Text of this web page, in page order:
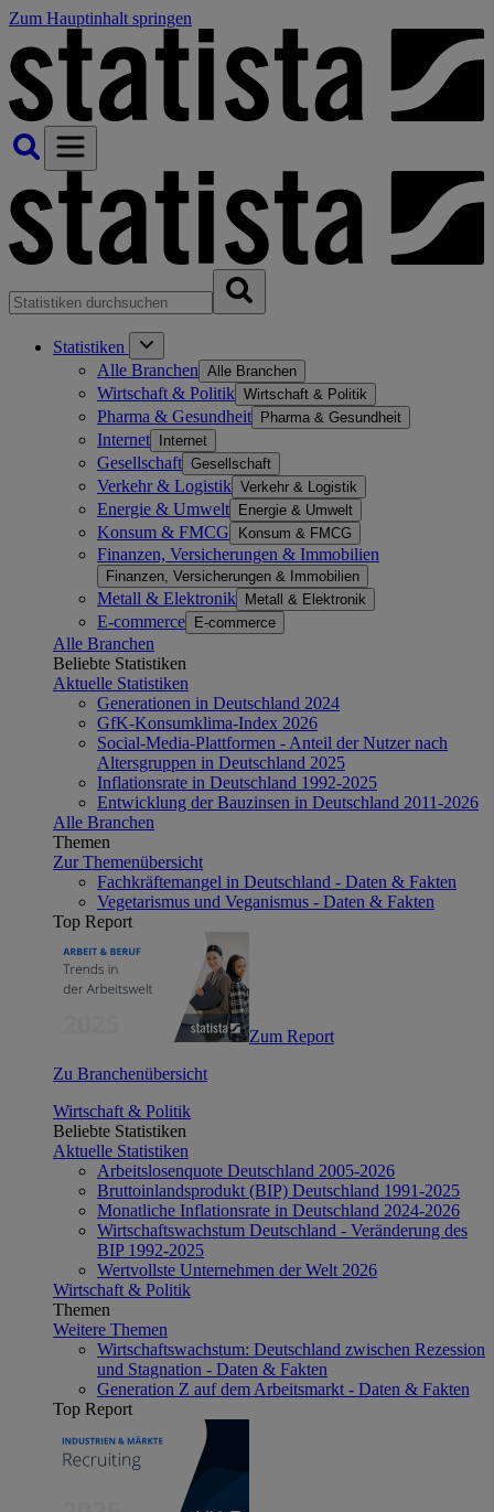
Zum Hauptinhalt springen
Statistiken
Alle Branchen Alle Branchen
Wirtschaft & Politik Wirtschaft & Politik
Pharma & Gesundheit Pharma & Gesundheit
Internet Internet
Gesellschaft Gesellschaft
Verkehr & Logistik Verkehr & Logistik
Energie & Umwelt Energie & Umwelt
Konsum & FMCG Konsum & FMCG
Finanzen, Versicherungen & Immobilien
Finanzen, Versicherungen & Immobilien
Metall & Elektronik Metall & Elektronik
E-commerce E-commerce
Alle Branchen
Beliebte Statistiken
Aktuelle Statistiken
Generationen in Deutschland 2024
GfK-Konsumklima-Index 2026
Social-Media-Plattformen - Anteil der Nutzer nach
Altersgruppen in Deutschland 2025
Inflationsrate in Deutschland 1992-2025
Entwicklung der Bauzinsen in Deutschland 2011-2026
Alle Branchen
Themen
Zur Themenübersicht
Fachkräftemangel in Deutschland - Daten & Fakten
Vegetarismus und Veganismus - Daten & Fakten
Top Report
Zum Report
Zu Branchenübersicht
Wirtschaft & Politik
Beliebte Statistiken
Aktuelle Statistiken
Arbeitslosenquote Deutschland 2005-2026
Bruttoinlandsprodukt (BIP) Deutschland 1991-2025
Monatliche Inflationsrate in Deutschland 2024-2026
Wirtschaftswachstum Deutschland - Veränderung des
BIP 1992-2025
Wertvollste Unternehmen der Welt 2026
Wirtschaft & Politik
Themen
Weitere Themen
Wirtschaftswachstum: Deutschland zwischen Rezession
und Stagnation - Daten & Fakten
Generation Z auf dem Arbeitsmarkt - Daten & Fakten
Top Report